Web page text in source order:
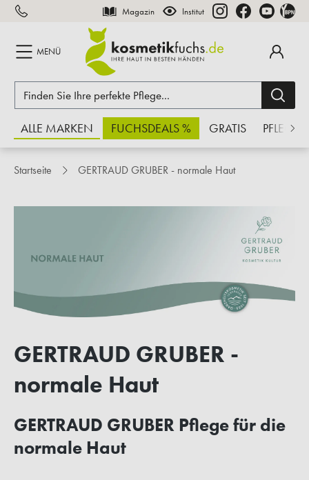
springen Magazin Institut
MENÜ
ALLE MARKEN FUCHSDEALS % GRATIS PFLEGE
Startseite GERTRAUD GRUBER - normale Haut
GERTRAUD GRUBER -
normale Haut
GERTRAUD GRUBER Pflege für die
normale Haut